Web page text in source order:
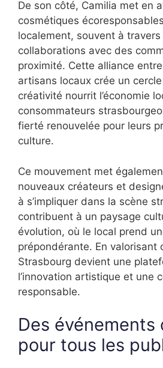
De son côté, Camilia met en
cosmétiques
localement, souvent à
collaborations avec des
proximité. Cette alliance
artisans locaux crée un
créativité nourrit l’économie
consommateurs
fierté renouvelée pour leurs
culture.
Ce mouvement met
nouveaux créateurs et
à s’impliquer dans la scène
contribuent à un paysage
évolution, où le local prend
prépondérante. En valorisant
Strasbourg devient une
l’innovation artistique et une
responsable.
Des événements
pour tous les